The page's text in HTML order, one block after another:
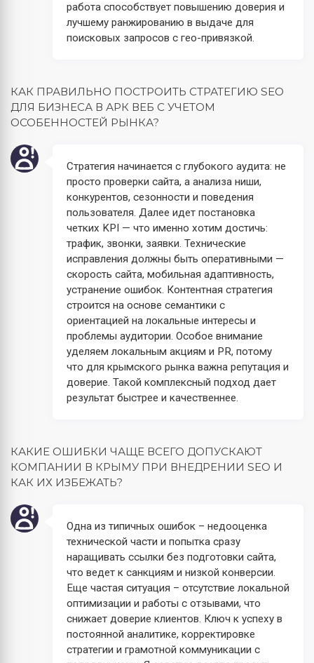
работа способствует повышению доверия и
лучшему ранжированию в выдаче для
поисковых запросов с гео-привязкой.
КАК ПРАВИЛЬНО ПОСТРОИТЬ СТРАТЕГИЮ SEO
ДЛЯ БИЗНЕСА В АРК ВЕБ С УЧЕТОМ
ОСОБЕННОСТЕЙ РЫНКА?
Стратегия начинается с глубокого аудита: не
просто проверки сайта, а анализа ниши,
конкурентов, сезонности и поведения
пользователя. Далее идет постановка
четких KPI — что именно хотим достичь:
трафик, звонки, заявки. Технические
исправления должны быть оперативными —
скорость сайта, мобильная адаптивность,
устранение ошибок. Контентная стратегия
строится на основе семантики с
ориентацией на локальные интересы и
проблемы аудитории. Особое внимание
уделяем локальным акциям и PR, потому
что для крымского рынка важна репутация и
доверие. Такой комплексный подход дает
результат быстрее и качественнее.
КАКИЕ ОШИБКИ ЧАЩЕ ВСЕГО ДОПУСКАЮТ
КОМПАНИИ В КРЫМУ ПРИ ВНЕДРЕНИИ SEO И
КАК ИХ ИЗБЕЖАТЬ?
Одна из типичных ошибок – недооценка
технической части и попытка сразу
наращивать ссылки без подготовки сайта,
что ведет к санкциям и низкой конверсии.
Еще частая ситуация – отсутствие локальной
оптимизации и работы с отзывами, что
снижает доверие клиентов. Ключ к успеху в
постоянной аналитике, корректировке
стратегии и грамотной коммуникации с